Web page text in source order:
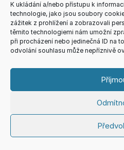
K ukládání a/nebo přístupu k
technologie, jako jsou soubory
zážitek z prohlížení a zobrazovali
těmito technologiemi nám umožní
při procházení nebo jedinečná ID na
odvolání souhlasu může nepříznivě
Napsat komentář
Vaše e-mailová adresa
Vyžadované informace jsou
Komentář*